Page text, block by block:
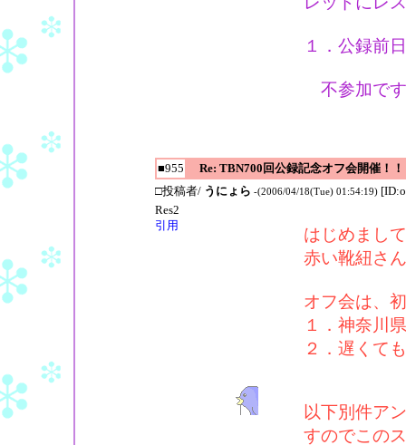
１．公録前
不参加で
■955 Re: TBN700回公録記念オフ会開催！！
□投稿者/ うにょら -(2006/04/18(Tue) 01:54:19)
Res2
引用
はじめまし
赤い靴紐さ
オフ会は、
１．神奈川
２．遅くて
以下別件ア
すのでこのス